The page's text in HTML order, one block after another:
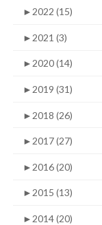
► 2022 (15)
► 2021 (3)
► 2020 (14)
► 2019 (31)
► 2018 (26)
► 2017 (27)
► 2016 (20)
► 2015 (13)
► 2014 (20)